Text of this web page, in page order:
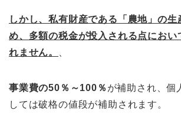
しかし、私有財産である「農地」の生
め、多額の税金が投入される点におい
れません。
事業費の50％～100％ が補助され、個
しては破格の値段が補助されます。